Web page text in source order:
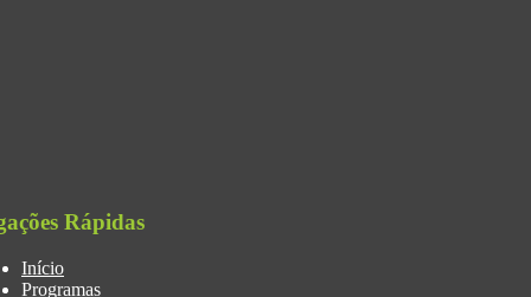
Rápidas
Início
Programas